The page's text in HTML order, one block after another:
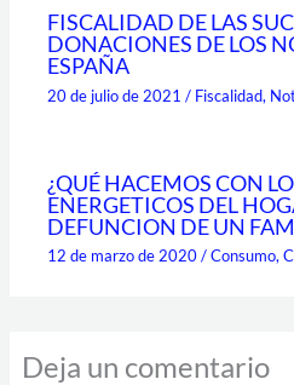
FISCALIDAD DE LAS
DONACIONES DE LOS
ESPAÑA
20 de julio de 2021/ Fiscalidad,
¿QUÉ HACEMOS CON
ENERGETICOS DEL
DEFUNCION DE UN
12 de marzo de 2020/Consumo,
Deja un comentario